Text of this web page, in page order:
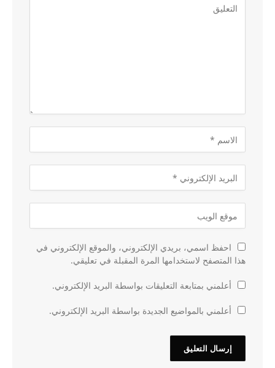
احفظ اسمي، بريدي الإلكتروني، والموقع الإلكتروني في
هذا المتصفح لاستخدامها المرة المقبلة في تعليقي.
أعلمني بمتابعة التعليقات بواسطة البريد الإلكتروني.
أعلمني بالمواضيع الجديدة بواسطة البريد الإلكتروني.